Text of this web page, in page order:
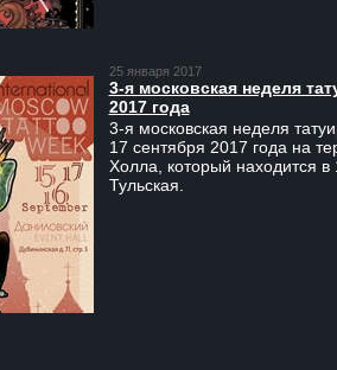
25 января 2017
3-я московская неделя
2017 года
3-я московская неделя
17 сентября 2017 года на
Холла, который находится
Тульская.